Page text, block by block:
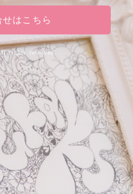
はこちら
rights reserved